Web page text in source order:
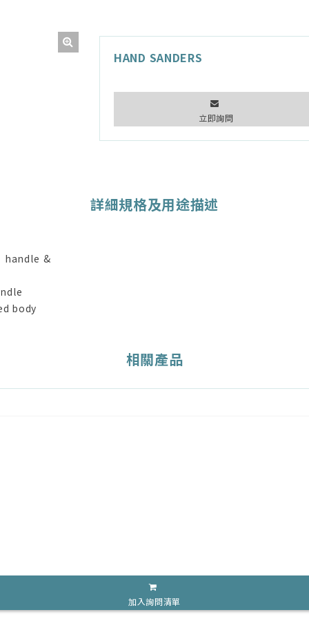
HAND SANDERS
立即詢問
詳細規格及用途描述
&
body
相關產品
加入詢問清單